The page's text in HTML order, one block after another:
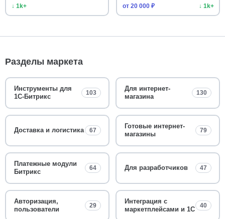
↓ 1k+
от 20 000 ₽ ↓ 1k+
Разделы маркета
Инструменты для
1С-Битрикс
103
Для интернет-
магазина
130
Доставка и логистика 67
Готовые интернет-
магазины
79
Платежные модули
Битрикс
64 Для разработчиков 47
Авторизация,
пользователи
29
Интеграция с
маркетплейсами и 1С
40